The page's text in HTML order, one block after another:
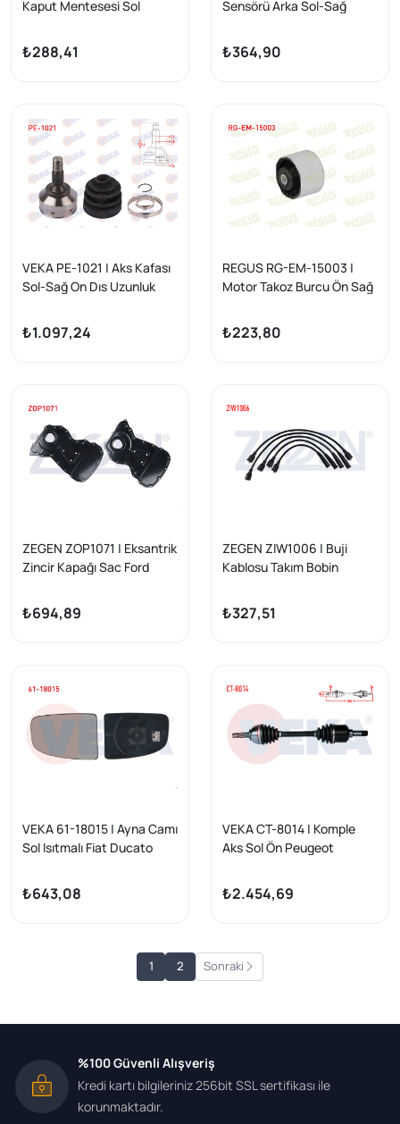
Kaput Mentesesi Sol
Berlingo Tepee 2008 -
₺288,41
Sensörü Arka Sol-Sağ
08-14 / C4 I II 04-11 / Ds4
15-18
₺364,90
VEKA PE-1021 | Aks Kafası
Sol-Sağ On Dıs Uzunluk
Tepee 1.6 HDI 2008-/
Peugeot 307 1.4 HDI-1.6
₺1.097,24
REGUS RG-EM-15003 |
Motor Takoz Burcu Ön Sağ
1996-2004
₺223,80
ZEGEN ZOP1071 | Eksantrik
Zincir Kapağı Sac Ford
Onden Cekıs 2006-2014-
Transit (V363) 2014-/ Fiat
Jumper 2.2 HDI 2006-2014
₺694,89
ZEGEN ZIW1006 | Buji
Kablosu Takım Bobin
1993-2002 / Kartal 1.6 8V
1993-2002 / Sahın 1.6 8V
₺327,51
VEKA 61-18015 | Ayna Camı
Sol Isıtmalı Fiat Ducato
2006-/ Citroen Jumper
2006 -
₺643,08
VEKA CT-8014 | Komple
Aks Sol Ön Peugeot
Uzunluk 593mm 1996-
2008
₺2.454,69
1 2 Sonraki
%100 Güvenli Alışveriş
Kredi kartı bilgileriniz 256bit SSL sertifikası ile
korunmaktadır.